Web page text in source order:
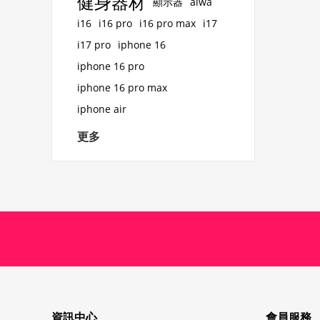
i16 i16 pro i16 pro max i17
i17 pro iphone 16
iphone 16 pro
iphone 16 pro max
iphone air
更多